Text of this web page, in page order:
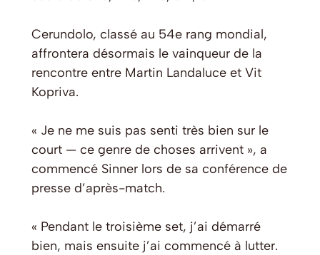
Cerundolo, classé au 54e rang mondial,
affrontera désormais le vainqueur de la
rencontre entre Martin Landaluce et Vit
Kopriva.
« Je ne me suis pas senti très bien sur le
court — ce genre de choses arrivent », a
commencé Sinner lors de sa conférence de
presse d’après-match.
« Pendant le troisième set, j’ai démarré
bien, mais ensuite j’ai commencé à lutter.